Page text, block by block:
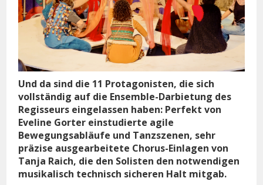
Und da sind die 11 Protagonisten, die sich
vollständig auf die Ensemble-Darbietung des
Regisseurs eingelassen haben: Perfekt von
Eveline Gorter einstudierte agile
Bewegungsabläufe und Tanzszenen, sehr
präzise ausgearbeitete Chorus-Einlagen von
Tanja Raich, die den Solisten den notwendigen
musikalisch technisch sicheren Halt mitgab.